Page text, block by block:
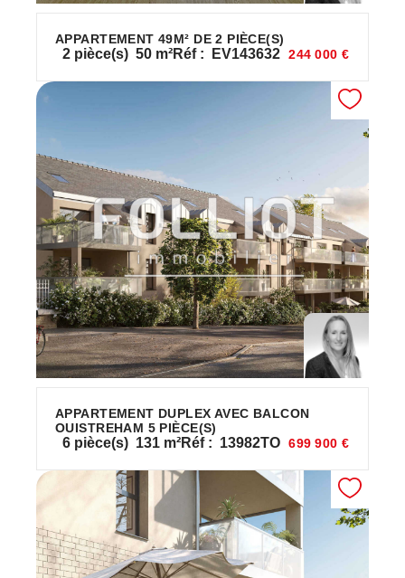
APPARTEMENT 49M² DE 2 PIÈCE(S)
2 pièce(s) 50 m²Réf : EV143632 244 000 €
APPARTEMENT DUPLEX AVEC BALCON
OUISTREHAM 5 PIÈCE(S)
6 pièce(s) 131 m²Réf : 13982TO 699 900 €